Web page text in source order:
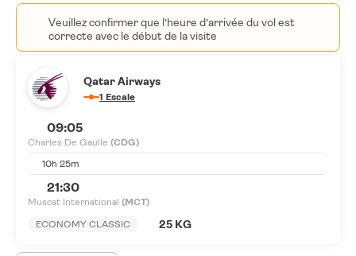
Veuillez confirmer que l’heure d’arrivée du vol est
correcte avec le début de la visite
Qatar Airways
1 Escale
09:05
Charles De Gaulle (CDG)
10h 25m
21:30
Muscat International (MCT)
ECONOMY CLASSIC
25 KG